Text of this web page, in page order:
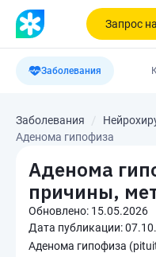
Запрос
Заболевания
Заболевания
Аденома гипофиза
Аденома
причины,
Обновлено: 15.05.2026
Дата публикации:
Аденома гипофиза